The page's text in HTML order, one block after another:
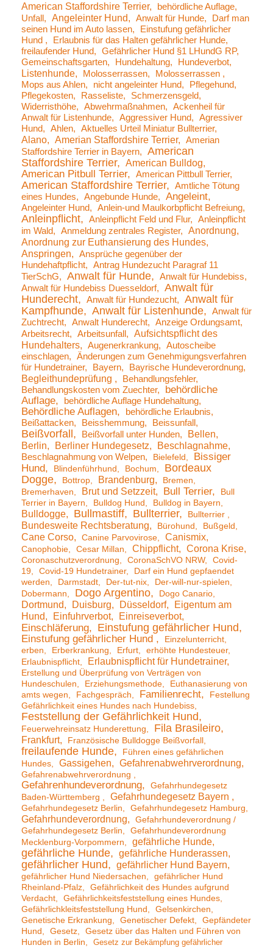
American Staffordshire Terrier
behördliche Auflage
Unfall
Angeleinter Hund Anwalt für Hunde
Darf man
seinen Hund im Auto lassen
Einstufung gefährlicher
Hund
Erlaubnis für das Halten gefährlicher Hunde
freilaufender Hund
Gefährlicher Hund §1 LHundG RP
Gemeinschaftsgarten
Hundehaltung Hundeverbot
Listenhunde Molosserrassen
Molosserrassen
Mops aus Ahlen
nicht angeleinter Hund
Pflegehund
Pflegekosten
Rasseliste
Schmerzensgeld
Widerristhöhe
Abwehrmaßnahmen
Ackenheil für
Anwalt für Listenhunde
Aggressiver Hund
Agressiver
Hund
Ahlen Aktuelles Urteil Miniatur Bullterrier
Alano Amerian Staffordshire Terrier
Amerian
Staffordshire Terrier in Bayern
American
Staffordshire Terrier
American Bulldog
American Pitbull Terrier American Pittbull Terrier
American Staffordshire Terrier
Amtliche Tötung
eines Hundes
Angebunde Hunde Angeleint
Angeleinter Hund Anlein-und Maulkorbpflicht Befreiung
Anleinpflicht Anleinpflicht Feld und Flur
Anleinpflicht
im Wald
Anmeldung zentrales Register
Anordnung
Anordnung zur Euthansierung des Hundes
Anspringen
Ansprüche gegenüber der
Hundehaftpflicht
Antrag Hundezucht Paragraf 11
TierSchG
Anwalt für Hunde
Anwalt für Hundebiss
Anwalt für Hundebiss Duesseldorf
Anwalt für
Hunderecht
Anwalt für Hundezucht
Anwalt für
Kampfhunde
Anwalt für Listenhunde
Anwalt für
Zuchtrecht
Anwalt Hunderecht
Anzeige Ordungsamt
Arbeitsrecht
Arbeitsunfall
Aufsichtspflicht des
Hundehalters
Augenerkrankung
Autoscheibe
einschlagen
Änderungen zum Genehmigungsverfahren
für Hundetrainer
Bayern Bayrische Hundeverordnung
Begleithundeprüfung
Behandlungsfehler
Behandlungskosten vom Zuechter
behördliche
Auflage
behördliche Auflage Hundehaltung
Behördliche Auflagen
behördliche Erlaubnis
Beißattacken
Beisshemmung Beissunfall
Beißvorfall Beißvorfall unter Hunden
Bellen
Berlin
Berliner Hundegesetz Beschlagnahme
Beschlagnahmung von Welpen Bielefeld
Bissiger
Hund
Blindenführhund Bochum
Bordeaux
Dogge
Bottrop Brandenburg
Bremen
Bremerhaven
Brut und Setzzeit Bull Terrier
Bull
Terrier in Bayern
Bulldog Hund Bulldog in Bayern
Bulldogge Bullmastiff Bullterrier Bullterrier
Bundesweite Rechtsberatung Bürohund Bußgeld
Cane Corso Canine Parvovirose Canismix
Canophobie Cesar Millan Chippflicht Corona Krise
Coronaschutzverordnung CoronaSchVO NRW
Covid-
19
Covid-19 Hundetrainer
Darf ein Hund gepfaendet
werden
Darmstadt Der-tut-nix
Der-will-nur-spielen
Dobermann
Dogo Argentino Dogo Canario
Dortmund Duisburg Düsseldorf
Eigentum am
Hund
Einfuhrverbot Einreiseverbot
Einschläferung Einstufung gefährlicher Hund
Einstufung gefährlicher Hund
Einzelunterricht
erben
Erberkrankung Erfurt
erhöhte Hundesteuer
Erlaubnispflicht
Erlaubnispflicht für Hundetrainer
Erstellung und Überprüfung von Verträgen von
Hundeschulen
Erziehungsmethode
Euthanasierung von
amts wegen
Fachgespräch Familienrecht
Festellung
Gefährlichkeit eines Hundes nach Hundebiss
Feststellung der Gefährlichkeit Hund
Feuerwehreinsatz Hunderettung Fila Brasileiro
Frankfurt Französische Bulldogge Beißvorfall
freilaufende Hunde
Führen eines gefährlichen
Hundes
Gassigehen Gefahrenabwehrverordnung
Gefahrenabwehrverordnung
Gefahrenhundeverordnung
Gefahrhundegesetz
Baden-Württemberg
Gefahrhundegesetz Bayern
Gefahrhundegesetz Berlin Gefahrhundegesetz Hamburg
Gefahrhundeverordnung
Gefahrhundeverordnung /
Gefahrhundegesetz Berlin
Gefahrhundeverordnung
Mecklenburg-Vorpommern
gefährliche Hunde
gefährliche Hunde gefährliche Hunderassen
gefährlicher Hund gefährlicher Hund Bayern
gefährlicher Hund Niedersachen
gefährlicher Hund
Rheinland-Pfalz
Gefährlichkeit des Hundes aufgrund
Verdacht
Gefährlichkeitsfeststellung eines Hundes
Gefährlichkleitsfeststellung Hund
Gelsenkirchen
Genetische Erkrankung
Genetischer Defekt
Gepfändeter
Hund
Gesetz
Gesetz über das Halten und Führen von
Hunden in Berlin
Gesetz zur Bekämpfung gefährlicher